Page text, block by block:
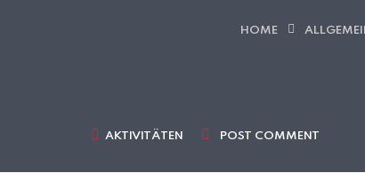
HOME
AKTIVITÄTEN POST COMMENT